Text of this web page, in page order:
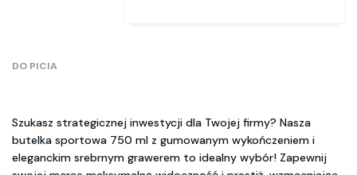
DO PICIA
Szukasz strategicznej inwestycji dla Twojej firmy? Nasza
butelka sportowa 750 ml z gumowanym wykończeniem i
eleganckim srebrnym grawerem to idealny wybór! Zapewnij